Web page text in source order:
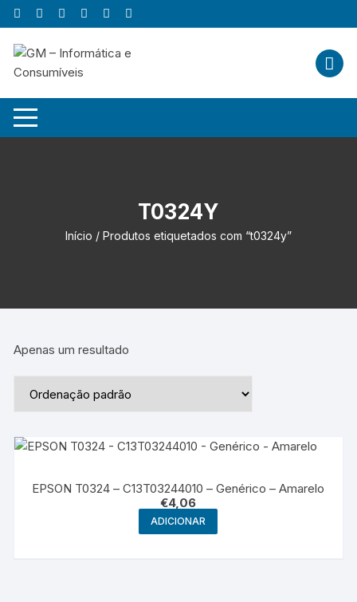
Skip
to
content
T0324Y
Início / Produtos etiquetados com “t0324y”
Apenas um resultado
EPSON T0324 – C13T03244010 – Genérico – Amarelo
€4,06
ADICIONAR